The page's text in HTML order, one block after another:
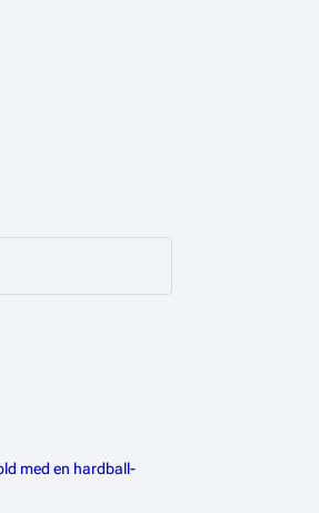
med en hardball-